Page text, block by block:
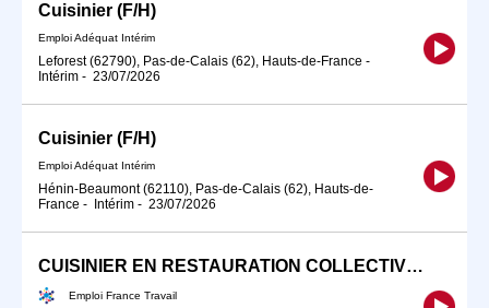
Cuisinier (F/H)
Emploi Adéquat Intérim
Leforest (62790), Pas-de-Calais (62), Hauts-de-France -
Intérim - 23/07/2026
Cuisinier (F/H)
Emploi Adéquat Intérim
Hénin-Beaumont (62110), Pas-de-Calais (62), Hauts-de-
France - Intérim - 23/07/2026
CUISINIER EN RESTAURATION COLLECTIVE (H/F)
Emploi France Travail